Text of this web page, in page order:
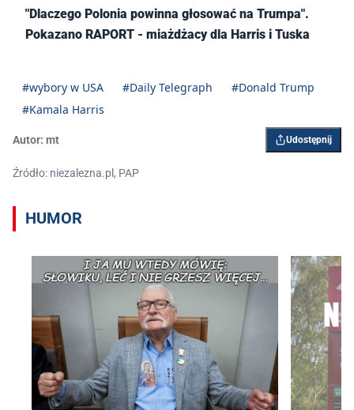
"Dlaczego Polonia powinna głosować na Trumpa".
Pokazano RAPORT - miażdżacy dla Harris i Tuska
#wybory w USA #Daily Telegraph
#Donald Trump
#Kamala Harris
Autor: mt Udostępnij
Źródło: niezalezna.pl, PAP
HUMOR